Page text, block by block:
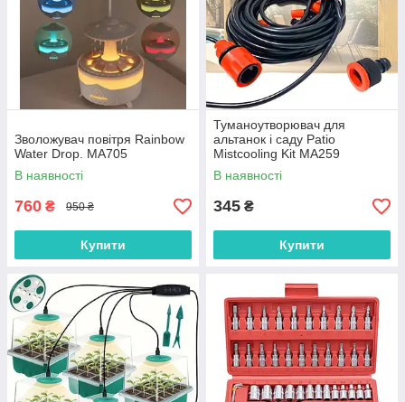
Зволожувач повітря Rainbow
Water Drop. MA705
В наявності
760 ₴ 950 ₴
Купити
Туманоутворювач для
альтанок і саду Patio
Mistcooling Kit MA259
В наявності
345 ₴
Купити